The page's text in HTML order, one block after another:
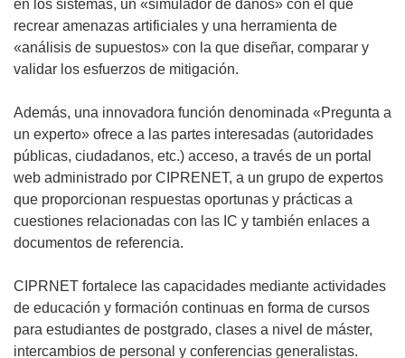
en los sistemas, un «simulador de daños» con el que
recrear amenazas artificiales y una herramienta de
«análisis de supuestos» con la que diseñar, comparar y
validar los esfuerzos de mitigación.
Además, una innovadora función denominada «Pregunta a
un experto» ofrece a las partes interesadas (autoridades
públicas, ciudadanos, etc.) acceso, a través de un portal
web administrado por CIPRENET, a un grupo de expertos
que proporcionan respuestas oportunas y prácticas a
cuestiones relacionadas con las IC y también enlaces a
documentos de referencia.
CIPRNET fortalece las capacidades mediante actividades
de educación y formación continuas en forma de cursos
para estudiantes de postgrado, clases a nivel de máster,
intercambios de personal y conferencias generalistas.